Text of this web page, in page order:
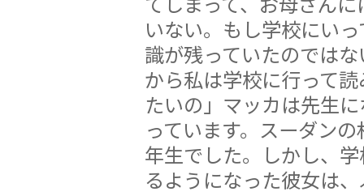
いない。もし学校にい
識が残っていたのでは
から私は学校に行って
たいの」マッカは先生
っています。スーダン
年生でした。しかし、
るようになった彼女は